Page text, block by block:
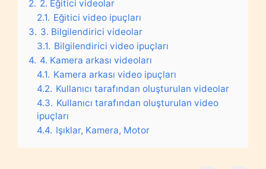
2. 2. Eğitici videolar
2.1. Eğitici video ipuçları
3. 3. Bilgilendirici videolar
3.1. Bilgilendirici video ipuçları
4. 4. Kamera arkası videoları
4.1. Kamera arkası video ipuçları
4.2. Kullanıcı tarafından oluşturulan videolar
4.3. Kullanıcı tarafından oluşturulan video
ipuçları
4.4. Işıklar, Kamera, Motor